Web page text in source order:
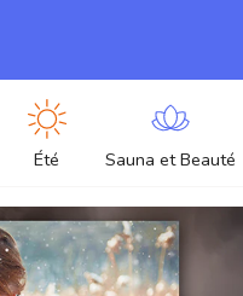
Été Sauna et Beauté